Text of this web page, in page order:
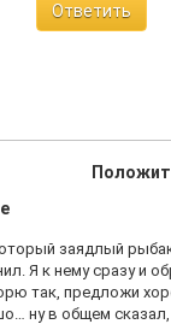
Ответить
заядлый
Я к нему сразу и
так, предложи
ну в общем